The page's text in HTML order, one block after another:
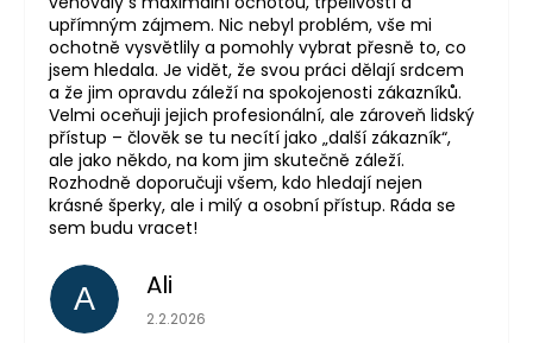
upřímným zájmem. Nic nebyl problém, vše mi
ochotně vysvětlily a pomohly vybrat přesně to, co
jsem hledala. Je vidět, že svou práci dělají srdcem
a že jim opravdu záleží na spokojenosti zákazníků.
Velmi oceňuji jejich profesionální, ale zároveň lidský
přístup – člověk se tu necítí jako „další zákazník“,
ale jako někdo, na kom jim skutečně záleží.
Rozhodně doporučuji všem, kdo hledají nejen
krásné šperky, ale i milý a osobní přístup. Ráda se
sem budu vracet!
A Ali
Hodnocení obchodu je 5 z 5 hvězdiček.
2.2.2026